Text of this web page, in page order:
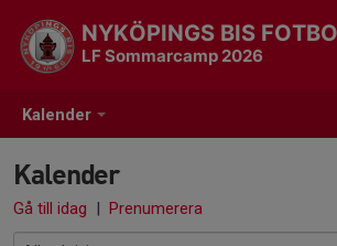
Kalender
NYKÖPINGS BIS
LF Sommarcamp 2026
Kalender
Gå till idag | Prenumerera